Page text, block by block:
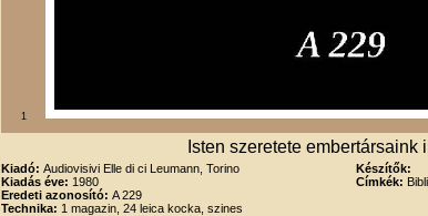
1
Isten szeretete embertársaink
Kiadó: Audiovisivi Elle di ci Leumann, Torino
Kiadás éve: 1980
Eredeti azonosító: A 229
Technika: 1 magazin, 24 leica kocka, szines
Készítők:
Címkék: